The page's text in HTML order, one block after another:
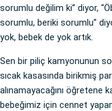
sorumlu değilim ki” diyor,
sorumlu, beriki sorumlu”
yok, bebek de yok artık.
Sen bir piliç kamyonunun
sıcak kasasında birikmiş
alınamayacağını öğretene
bebeğimiz için cennet